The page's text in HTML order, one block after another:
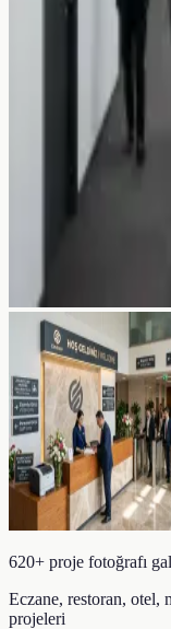
620+ proje fotoğrafı
Eczane, restoran, otel,
projeleri